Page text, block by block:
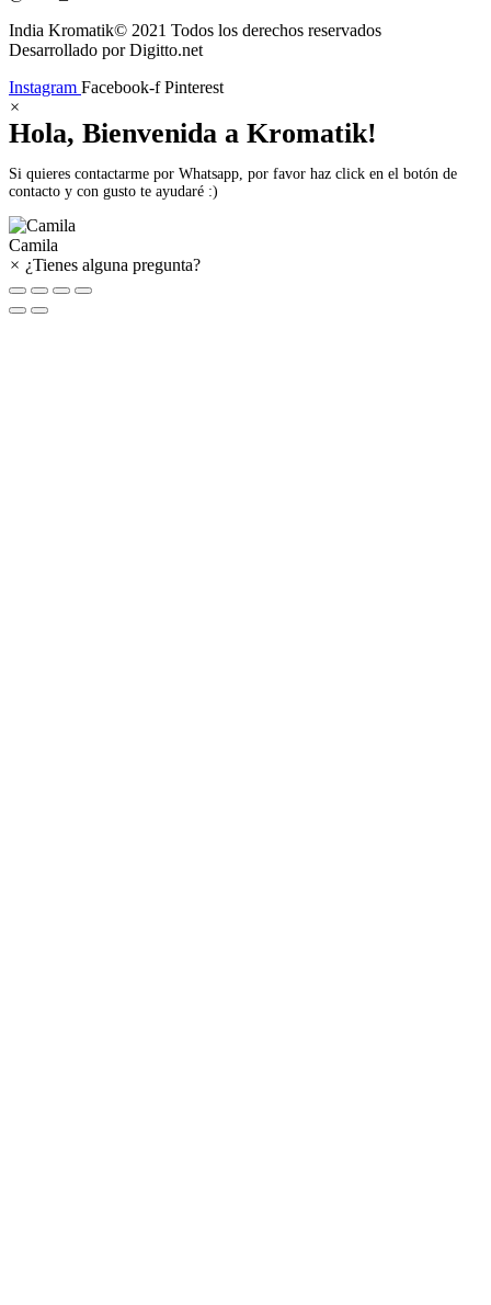
India Kromatik© 2021 Todos los derechos reservados
Desarrollado por Digitto.net
Instagram Facebook-f Pinterest
×
Hola, Bienvenida a Kromatik!
Si quieres contactarme por Whatsapp, por favor haz click en el botón de
contacto y con gusto te ayudaré :)
Camila
× ¿Tienes alguna pregunta?